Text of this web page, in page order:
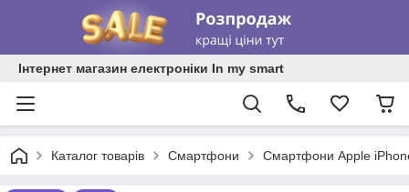
Інтернет магазин електроніки In my smart
Каталог товарів Смартфони Смартфони Apple